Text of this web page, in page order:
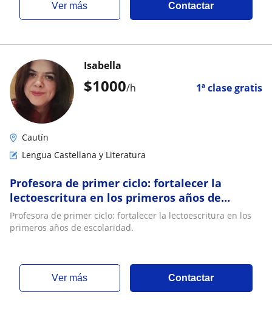
ver más Contactar
$1000/h 1ª clase gratis
Isabella
Cautín
Lengua Castellana y Literatura
Profesora de primer ciclo: fortalecer la
lectoescritura en los primeros años de
escolaridad
Profesora de primer ciclo: fortalecer la lectoescritura en los
primeros años de escolaridad.
ver más Contactar